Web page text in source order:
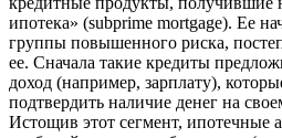
ипотека» (subprime mortgage). Ее
группы повышенного риска,
ее. Сначала такие кредиты
доход (например, зарплату),
подтвердить наличие денег на
Истощив этот сегмент, ипотечные